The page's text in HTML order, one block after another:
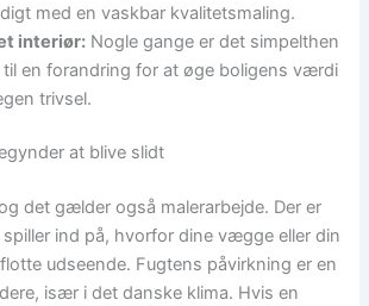
med en vaskbar kvalitetsmaling.
interiør: Nogle gange er det simpelthen
til en forandring for at øge boligens værdi
trivsel.
at blive slidt
det gælder også malerarbejde. Der er
ind på, hvorfor dine vægge eller din
udseende. Fugtens påvirkning er en
især i det danske klima. Hvis en